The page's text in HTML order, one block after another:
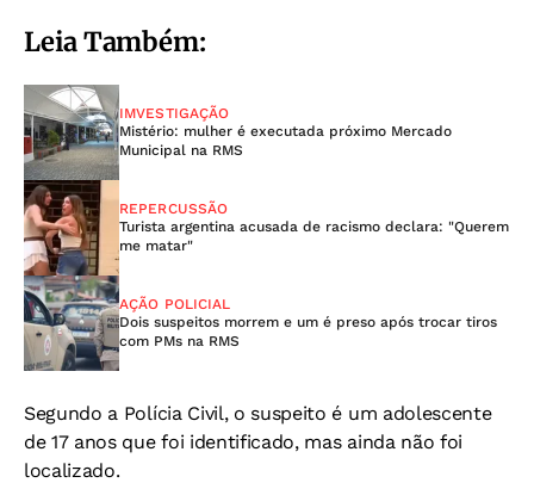
Leia Também:
IMVESTIGAÇÃO
Mistério: mulher é executada próximo Mercado
Municipal na RMS
REPERCUSSÃO
Turista argentina acusada de racismo declara: "Querem
me matar"
AÇÃO POLICIAL
Dois suspeitos morrem e um é preso após trocar tiros
com PMs na RMS
Segundo a Polícia Civil, o suspeito é um adolescente
de 17 anos que foi identificado, mas ainda não foi
localizado.